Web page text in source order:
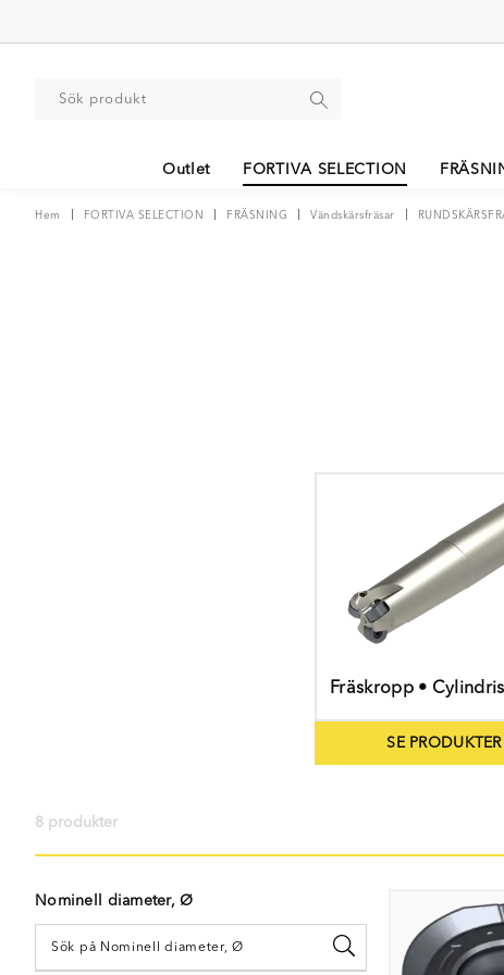
Outlet FORTIVA SELECTION
Hem FORTIVA SELECTION FRÄSNING Vändskärsfräsar
Fräskropp •
SE PRODUKTER
8 produkter
Nominell diameter, Ø